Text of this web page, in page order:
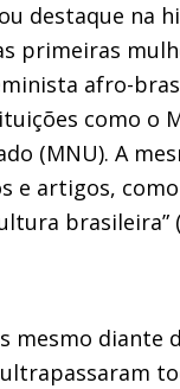
destaque na
primeiras
afro-
como o
(MNU). A
e artigos, como
brasileira”
mesmo diante